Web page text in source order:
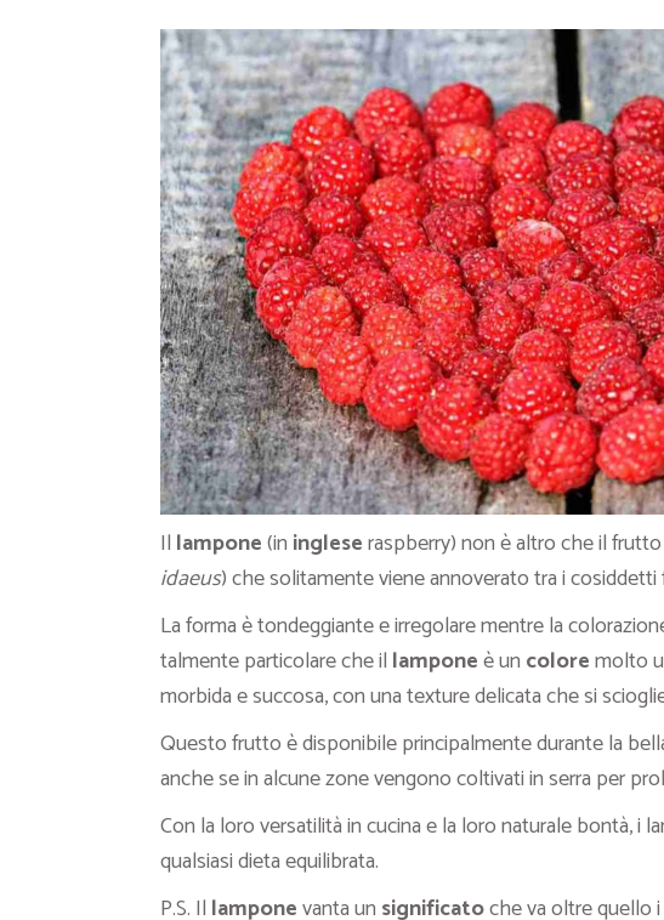
Il lampone(in ingleseraspberry) non è altro che il
idaeus) che solitamente viene annoverato tra i
La forma è tondeggiante e irregolare mentre la
talmente particolare che il lamponeè un coloremolto
morbida e succosa, con una texture delicata che si
Questo frutto è disponibile principalmente durante la
anche se in alcune zone vengono coltivati in serra per
Con la loro versatilità in cucina e la loro naturale bontà, i
qualsiasi dieta equilibrata.
P.S. Il lamponevanta un significatoche va oltre quello